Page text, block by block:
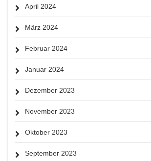
April 2024
März 2024
Februar 2024
Januar 2024
Dezember 2023
November 2023
Oktober 2023
September 2023